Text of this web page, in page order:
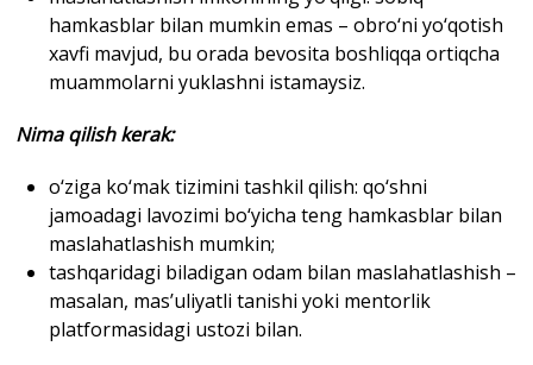
hamkasblar bilan mumkin emas – obro‘ni yo‘qotish
xavfi mavjud, bu orada bevosita boshliqqa ortiqcha
muammolarni yuklashni istamaysiz.
Nima qilish kerak:
o‘ziga ko‘mak tizimini tashkil qilish: qo‘shni
jamoadagi lavozimi bo‘yicha teng hamkasblar bilan
maslahatlashish mumkin;
tashqaridagi biladigan odam bilan maslahatlashish –
masalan, mas’uliyatli tanishi yoki mentorlik
platformasidagi ustozi bilan.